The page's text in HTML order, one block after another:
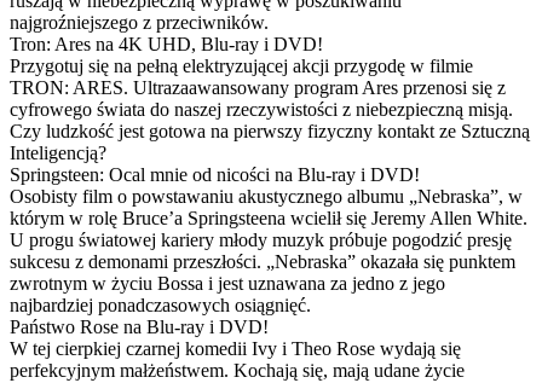
najgroźniejszego z przeciwników.
Tron: Ares na 4K UHD, Blu-ray i DVD!
Przygotuj się na pełną elektryzującej akcji przygodę w filmie
TRON: ARES. Ultrazaawansowany program Ares przenosi się z
cyfrowego świata do naszej rzeczywistości z niebezpieczną misją.
Czy ludzkość jest gotowa na pierwszy fizyczny kontakt ze Sztuczną
Inteligencją?
Springsteen: Ocal mnie od nicości na Blu-ray i DVD!
Osobisty film o powstawaniu akustycznego albumu „Nebraska”, w
którym w rolę Bruce’a Springsteena wcielił się Jeremy Allen White.
U progu światowej kariery młody muzyk próbuje pogodzić presję
sukcesu z demonami przeszłości. „Nebraska” okazała się punktem
zwrotnym w życiu Bossa i jest uznawana za jedno z jego
najbardziej ponadczasowych osiągnięć.
Państwo Rose na Blu-ray i DVD!
W tej cierpkiej czarnej komedii Ivy i Theo Rose wydają się
perfekcyjnym małżeństwem. Kochają się, mają udane życie